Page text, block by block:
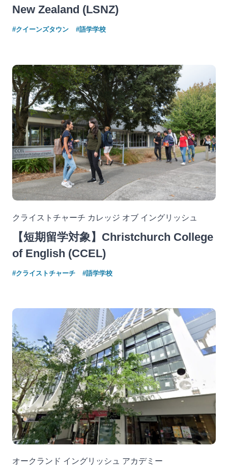
New Zealand (LSNZ)
#クイーンズタウン #語学学校
クライストチャーチ カレッジ オブ イングリッシュ
【短期留学対象】Christchurch College
of English (CCEL)
#クライストチャーチ #語学学校
オークランド イングリッシュ アカデミー